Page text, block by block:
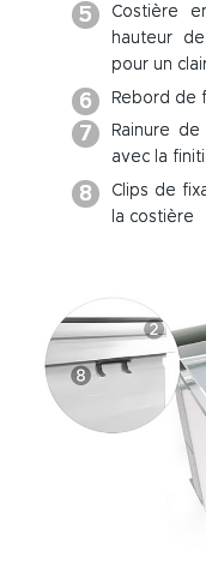
Costière
hauteur
pour un
Rebord de
Rainure
avec la
Clips de
la costière